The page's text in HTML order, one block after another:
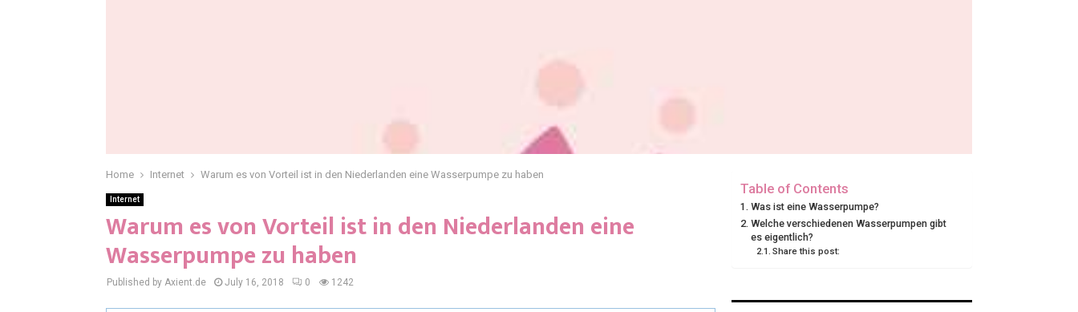
Home Internet Warum es von Vorteil ist in den Niederlanden eine Wasserpumpe zu haben
Internet
Warum es von Vorteil ist in den Niederlanden eine
Wasserpumpe zu haben
Published by Axient.de July 16, 2018 0 1242
Table of Contents
Was ist eine Wasserpumpe?
Welche verschiedenen Wasserpumpen gibt
es eigentlich?
Share this post: